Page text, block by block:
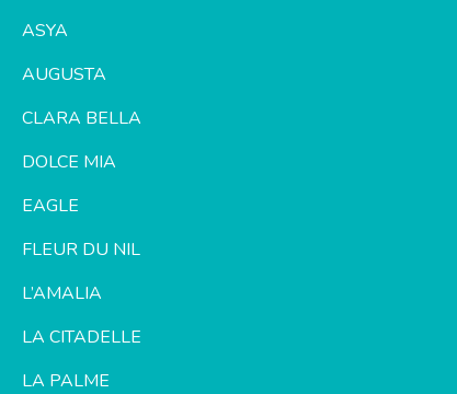
ASYA
AUGUSTA
CLARA BELLA
DOLCE MIA
EAGLE
FLEUR DU NIL
L’AMALIA
LA CITADELLE
LA PALME